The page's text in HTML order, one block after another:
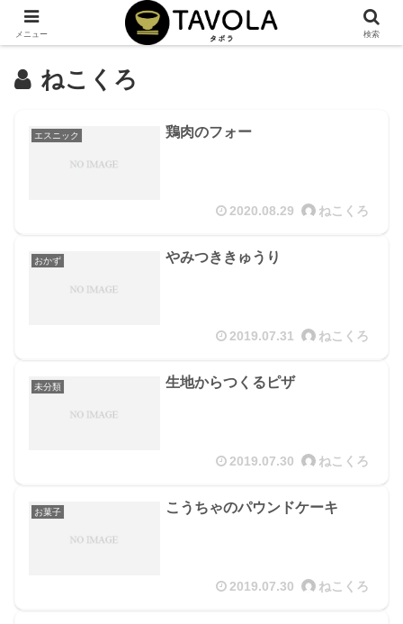
ねこくろ
エスニック 鶏肉のフォー
2020.08.29 ねこくろ
おかず やみつききゅうり
2019.07.31 ねこくろ
未分類 生地からつくるピザ
2019.07.30 ねこくろ
お菓子 こうちゃのパウンドケーキ
2019.07.30 ねこくろ
メニュー 検索